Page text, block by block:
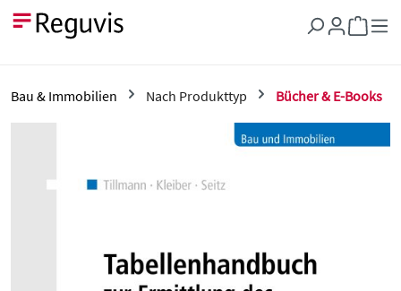
Zum Hauptinhalt springen
Bau & Immobilien Nach Produkttyp Bücher & E-Books